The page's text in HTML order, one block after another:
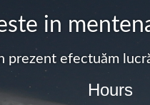
in
prezent efectuăm
Hours